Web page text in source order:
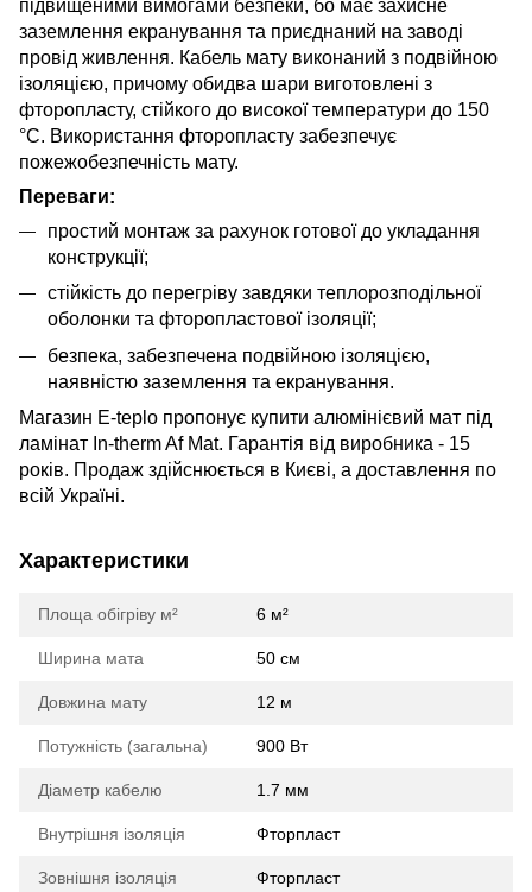
підвищеними вимогами безпеки, бо має захисне
заземлення екранування та приєднаний на заводі
провід живлення. Кабель мату виконаний з подвійною
ізоляцією, причому обидва шари виготовлені з
фторопласту, стійкого до високої температури до 150
°C. Використання фторопласту забезпечує
пожежобезпечність мату.
Переваги:
простий монтаж за рахунок готової до укладання
конструкції;
стійкість до перегріву завдяки теплорозподільної
оболонки та фторопластової ізоляції;
безпека, забезпечена подвійною ізоляцією,
наявністю заземлення та екранування.
Магазин E-teplo пропонує купити алюмінієвий мат під
ламінат In-therm Af Mat. Гарантія від виробника - 15
років. Продаж здійснюється в Києві, а доставлення по
всій Україні.
Характеристики
Площа обігріву м² 6 м²
Ширина мата 50 cм
Довжина мату 12 м
Потужність (загальна) 900 Вт
Діаметр кабелю 1.7 мм
Внутрішня ізоляція Фторпласт
Зовнішня ізоляція Фторпласт